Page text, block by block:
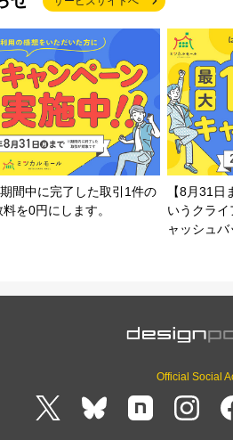
間中に完了した取引1件の
を0円にします。
【8月31日
いうクラ
ャッシュバ
Official Social